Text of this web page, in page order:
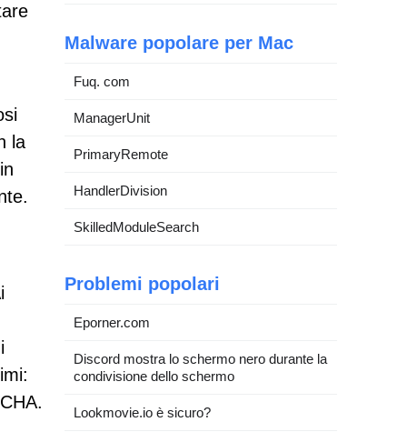
la
Malware popolare per Mac
Fuq. com
ManagerUnit
PrimaryRemote
HandlerDivision
SkilledModuleSearch
Problemi popolari
Eporner.com
Discord mostra lo schermo nero durante la
condivisione dello schermo
Lookmovie.io è sicuro?